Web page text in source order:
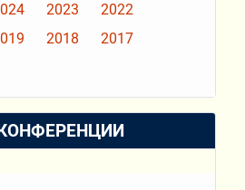
2023
2022
2018
2017